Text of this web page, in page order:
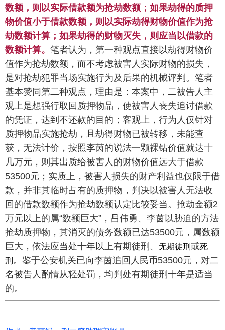
数额，则以实际借款额为抢劫数额；如果劫得的质押
物价值小于借款数额，则以实际劫得财物价值作为抢
劫数额计算；如果劫得的财物灭失，则应当以借款的
数额计算。 笔者认为，第一种观点直接以劫得财物价
值作为抢劫数额，而不考虑被害人实际财物的损失，
是对抢劫犯罪当场实施行为及后果的机械评判。笔者
基本赞同第二种观点，理由是：本案中，二被告人主
观上是想强行取回质押物品，使被害人丧失追讨借款
的凭证，达到不还款的目的；客观上，行为人仅针对
质押物品实施抢劫，且劫得财物已被转移，未能查
获，无法计价，按照李茵的说法一颗裸钻价值就达十
几万元，则其出质给被害人的财物价值远大于借款
53500元；实质上，被害人损失的财产利益也仅限于借
款，并非其临时占有的质押物，判决以被害人无法收
回的借款数额作为抢劫数额认定比较妥当。抢劫金额2
万元以上的属“数额巨大”，吕伟勇、李茵以胁迫的方法
抢劫质押物，其消灭的债务数额已达53500元，属数额
巨大，依法应当处十年以上有期徒刑、 无期徒刑或死
刑。鉴于公安机关已向李茵追回人民币53500元，对二
名被告人酌情从轻处罚，均判处有期徒刑十年是适当
的。